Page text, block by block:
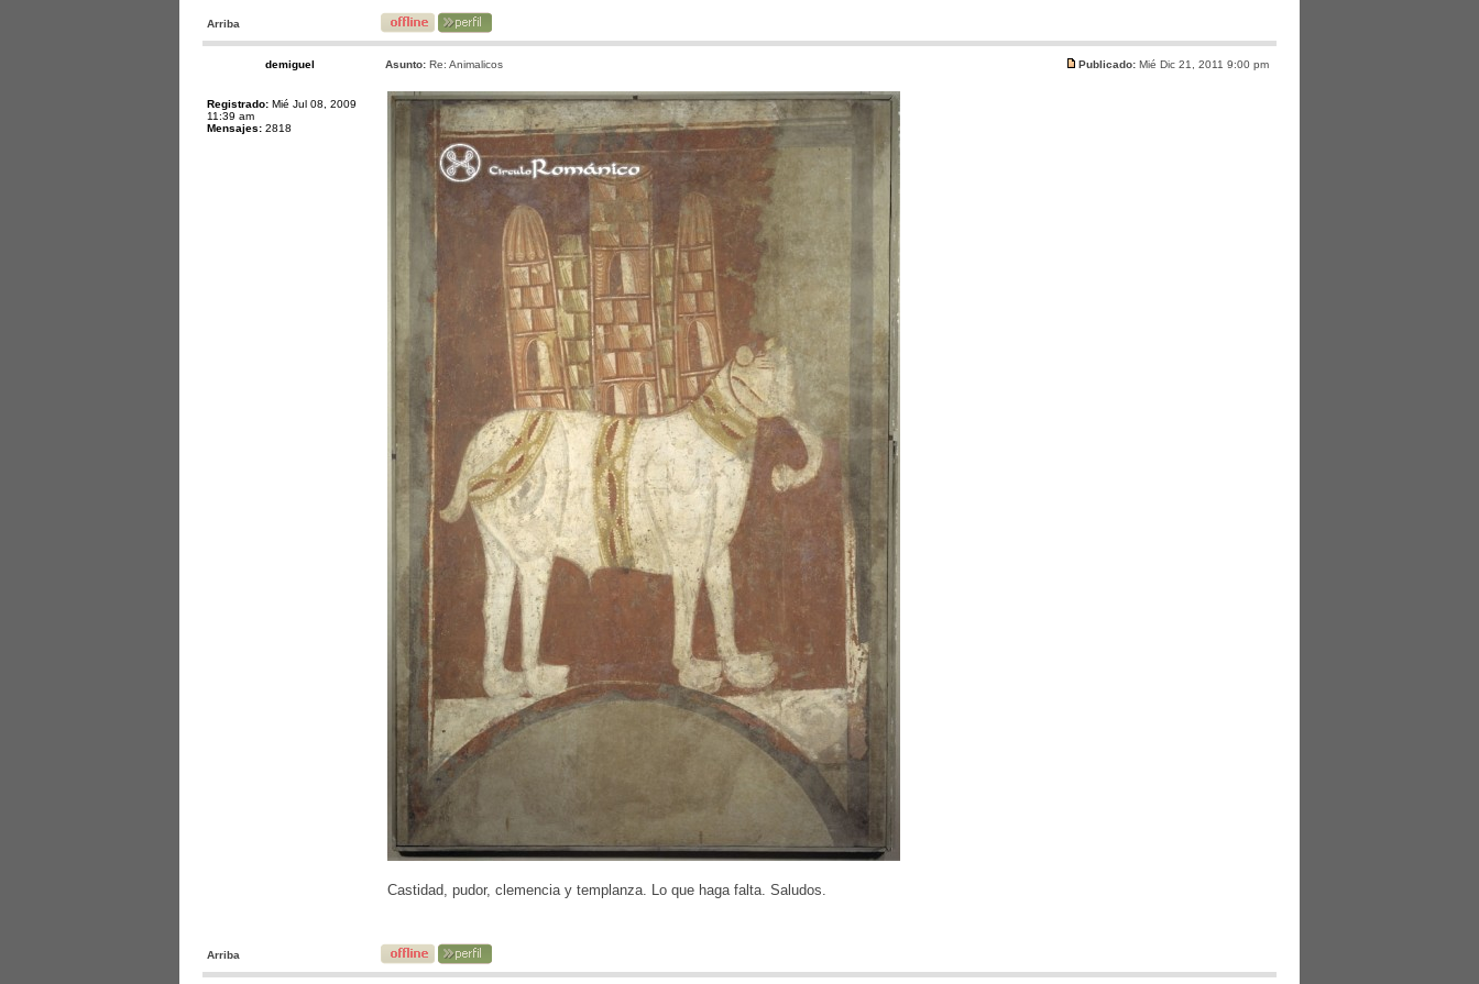
Arriba
demiguel Asunto: Re: Animalicos Publicado: Mié Dic 21, 2011 9:00 pm
Registrado: Mié Jul 08, 2009
11:39 am
Mensajes: 2818
Castidad, pudor, clemencia y templanza. Lo que haga falta. Saludos.
Arriba